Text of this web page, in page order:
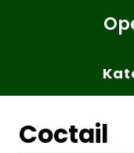
Coctail